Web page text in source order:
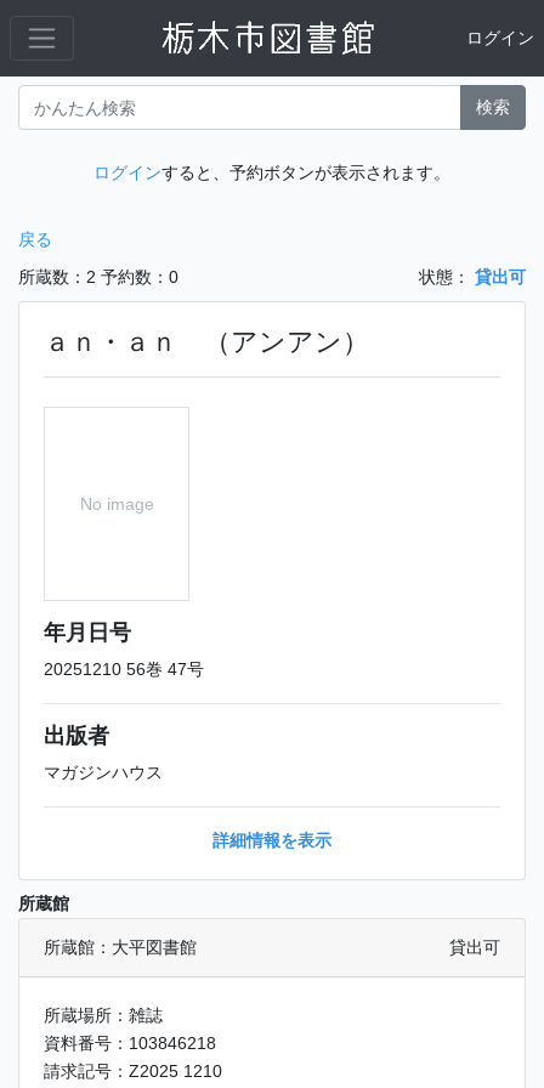
ログイン
検索
ログインすると、予約ボタンが表示されます。
戻る
所蔵数：2 予約数：0 状態： 貸出可
ａｎ・ａｎ （アンアン）
No image
年月日号
20251210 56巻 47号
出版者
マガジンハウス
詳細情報を表示
所蔵館
所蔵館：大平図書館 貸出可
所蔵場所：雑誌
資料番号：103846218
請求記号：Z2025 1210